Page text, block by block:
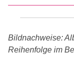
Bildnachweise:
Reihenfolge im